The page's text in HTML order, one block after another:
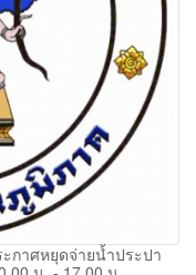
กาศหยุดจ่ายน้ำประปา